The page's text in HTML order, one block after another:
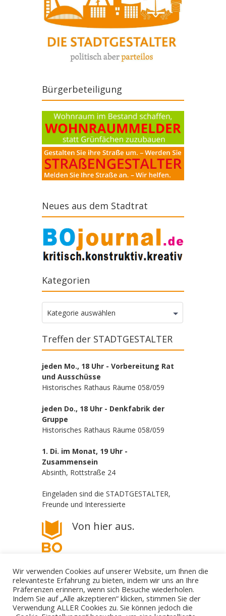
Bürgerbeteiligung
Neues aus dem Stadtrat
Kategorien
Kategorien
Kategorie auswählen
Treffen der STADTGESTALTER
jeden Mo., 18 Uhr - Vorbereitung Rat
und Ausschüsse
Historisches Rathaus Räume 058/059
jeden Do., 18 Uhr - Denkfabrik der
Gruppe
Historisches Rathaus Räume 058/059
1. Di. im Monat, 19 Uhr -
Zusammensein
Absinth, Rottstraße 24
Eingeladen sind die STADTGESTALTER,
Freunde und Interessierte
Von hier aus.
Wir verwenden Cookies auf unserer Website, um Ihnen die
relevanteste Erfahrung zu bieten, indem wir uns an Ihre
Präferenzen erinnern, wenn sich Besuche wiederholen.
Indem Sie auf „Alle akzeptieren“ klicken, stimmen Sie der
Verwendung ALLER Cookies zu. Sie können jedoch die